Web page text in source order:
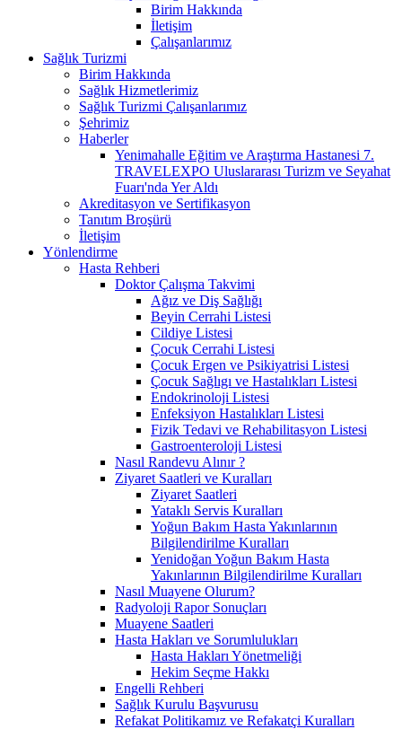
Birim Hakkında
İletişim
Çalışanlarımız
Sağlık Turizmi
Birim Hakkında
Sağlık Hizmetlerimiz
Sağlık Turizmi Çalışanlarımız
Şehrimiz
Haberler
Yenimahalle Eğitim ve Araştırma Hastanesi 7.
TRAVELEXPO Uluslararası Turizm ve Seyahat
Fuarı'nda Yer Aldı
Akreditasyon ve Sertifikasyon
Tanıtım Broşürü
İletişim
Yönlendirme
Hasta Rehberi
Doktor Çalışma Takvimi
Ağız ve Diş Sağlığı
Beyin Cerrahi Listesi
Cildiye Listesi
Çocuk Cerrahi Listesi
Çocuk Ergen ve Psikiyatrisi Listesi
Çocuk Sağlıgı ve Hastalıkları Listesi
Endokrinoloji Listesi
Enfeksiyon Hastalıkları Listesi
Fizik Tedavi ve Rehabilitasyon Listesi
Gastroenteroloji Listesi
Nasıl Randevu Alınır ?
Ziyaret Saatleri ve Kuralları
Ziyaret Saatleri
Yataklı Servis Kuralları
Yoğun Bakım Hasta Yakınlarının
Bilgilendirilme Kuralları
Yenidoğan Yoğun Bakım Hasta
Yakınlarının Bilgilendirilme Kuralları
Nasıl Muayene Olurum?
Radyoloji Rapor Sonuçları
Muayene Saatleri
Hasta Hakları ve Sorumlulukları
Hasta Hakları Yönetmeliği
Hekim Seçme Hakkı
Engelli Rehberi
Sağlık Kurulu Başvurusu
Refakat Politikamız ve Refakatçi Kuralları